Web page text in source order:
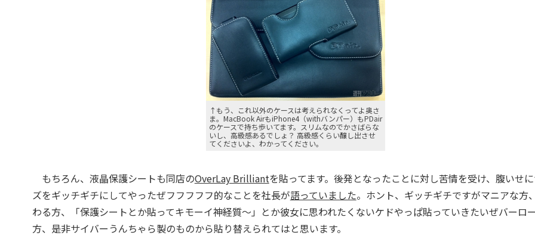
↑もう、これ以外のケースは考えられなくってよ奥さ
ま。MacBook AirもiPhone4（withバンパー）もPDair
のケースで持ち歩いてます。スリムなのでかさばらな
いし、高級感あるでしょ？ 高級感くらい醸し出させ
てくださいよ、わかってください。
もちろん、液晶保護シートも同店のOverLay Brilliantを貼ってます。後発となったことに対し苦情を受け、腹いせ
ズをギッチギチにしてやったぜフフフフフ的なことを社長が語っていました。ホント、ギッチギチですがマニアな方
わる方、「保護シートとか貼ってキモーイ神経質～」とか彼女に思われたくないケドやっぱ貼っていきたいぜバーロ
方、是非サイバーうんちゃら製のものから貼り替えられてはと思います。